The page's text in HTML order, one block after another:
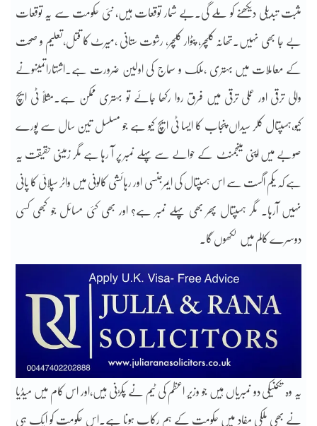
مثبت تبدیلی دیکھنے کو ملے گی۔بے شمار توقعات ہیں، نئی حکومت سے یہ توقعات
بے جا بھی نہیں۔تھانہ کلچر، پٹوار کلچر، رشوت ستانی ،میرٹ کا قتل،تعلیم و صحت
کے معاملات میں بہتری ،ملک و سماج کی اولین ضرورت ہے۔اشتہاراتمیںہونے
والی ترقی اور عملی ترقی میں فرق روا رکھا جائے تو بہتری ممکن ہے۔مثلاً ٹی ایچ
کیو،ہسپتال کلر سیداں پنجاب کا ایسا ٹی ایچ کیو ہے جو مسلسل تین سال سے پورے
صوبے میں اپنی مینجمنٹ کے حوالے سے پہلے نمبر پر آ رہا ہے مگر زمینی حقیقت یہ
ہے کہ یکم اگست سے اس ہسپتال کی ایمرجنسی اور رہائشی کالونی میں واٹر سپلائی کا پانی
نہیں آرہا۔ مگر ہسپتال پھر بھی پہلے نمبر ہے؟ اور بھی کئی مسائل جو کبھی کسی
دوسرے کالم میں لکھوں گا۔
یہ وہ تکنیکی دو نمبریاں ہیں جو وزیر اعظم کی ٹیم نے پکڑنی ہیں،اور اس کام میں میڈیا
نے بھی ملکی مفاد میں حکومت کے ہم رکاب ہونا ہے۔اس حکومت کو ایک ہی